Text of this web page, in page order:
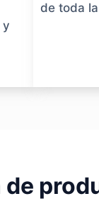
y
de toda